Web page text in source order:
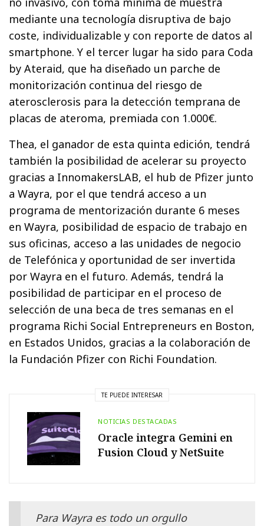
mediante una tecnología disruptiva de bajo
coste, individualizable y con reporte de datos al
smartphone. Y el tercer lugar ha sido para Coda
by Ateraid, que ha diseñado un parche de
monitorización continua del riesgo de
aterosclerosis para la detección temprana de
placas de ateroma, premiada con 1.000€.
Thea, el ganador de esta quinta edición, tendrá
también la posibilidad de acelerar su proyecto
gracias a InnomakersLAB, el hub de Pfizer junto
a Wayra, por el que tendrá acceso a un
programa de mentorización durante 6 meses
en Wayra, posibilidad de espacio de trabajo en
sus oficinas, acceso a las unidades de negocio
de Telefónica y oportunidad de ser invertida
por Wayra en el futuro. Además, tendrá la
posibilidad de participar en el proceso de
selección de una beca de tres semanas en el
programa Richi Social Entrepreneurs en Boston,
en Estados Unidos, gracias a la colaboración de
la Fundación Pfizer con Richi Foundation.
TE PUEDE INTERESAR
NOTICIAS DESTACADAS
Oracle integra Gemini en
Fusion Cloud y NetSuite
Para Wayra es todo un orgullo